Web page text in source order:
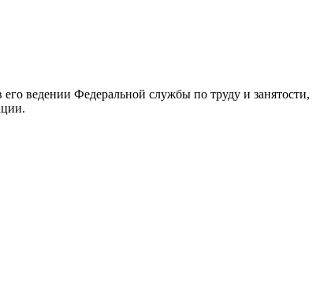
ведении Федеральной службы по труду и занятости,